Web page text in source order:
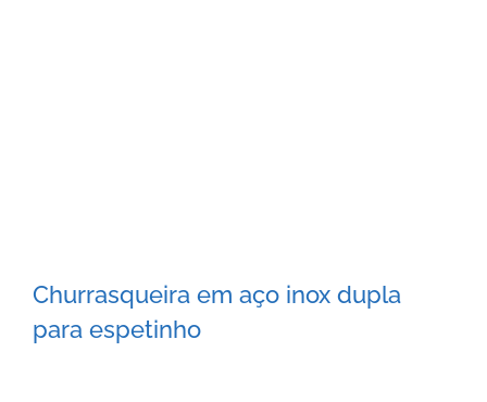
Churrasqueira em aço inox dupla
para espetinho